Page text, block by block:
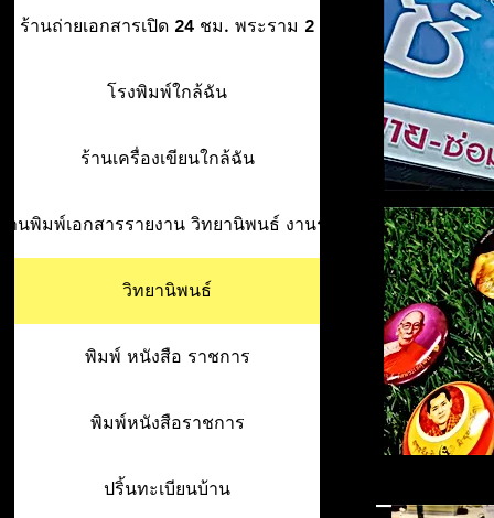
ร้านถ่ายเอกสารเปิด 24 ชม. พระราม 2
โรงพิมพ์ใกล้ฉัน
ร้านเครื่องเขียนใกล้ฉัน
านพิมพ์เอกสารรายงาน วิทยานิพนธ์ งานรา
วิทยานิพนธ์
พิมพ์ หนังสือ ราชการ
พิมพ์หนังสือราชการ
ปริ้นทะเบียนบ้าน